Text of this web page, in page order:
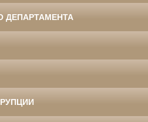
ДЕПАРТАМЕНТА